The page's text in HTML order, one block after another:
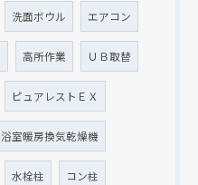
洗面ボウル エアコン
高所作業 ＵＢ取替
ピュアレストＥＸ
浴室暖房換気乾燥機
水栓柱 コン柱